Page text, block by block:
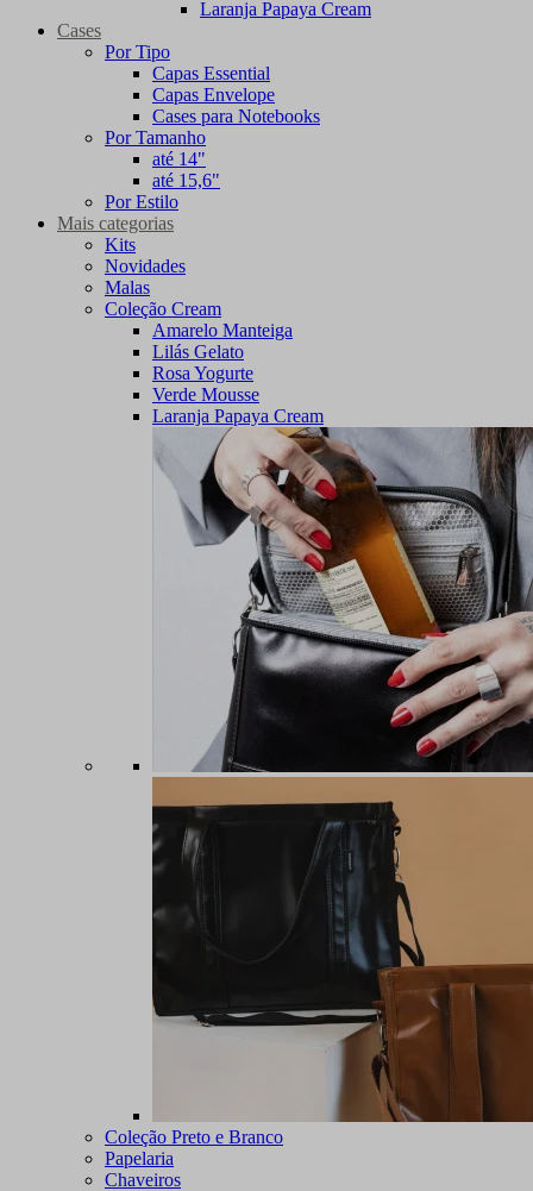
Laranja Papaya Cream
Cases
Por Tipo
Capas Essential
Capas Envelope
Cases para Notebooks
Por Tamanho
até 14"
até 15,6"
Por Estilo
Mais categorias
Kits
Novidades
Malas
Coleção Cream
Amarelo Manteiga
Lilás Gelato
Rosa Yogurte
Verde Mousse
Laranja Papaya Cream
Coleção Preto e Branco
Papelaria
Chaveiros